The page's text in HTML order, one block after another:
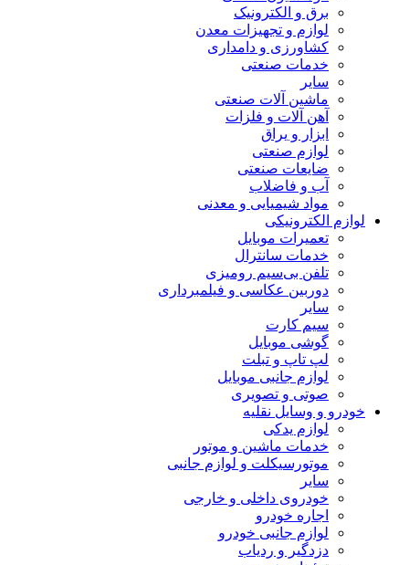
برق و الکترونیک
لوازم و تجهیزات معدن
کشاورزی و دامداری
خدمات صنعتی
سایر
ماشین آلات صنعتی
آهن آلات و فلزات
ابزار و یراق
لوازم صنعتی
ضایعات صنعتی
آب و فاضلاب
مواد شیمیایی و معدنی
لوازم الکترونیکی
تعمیرات موبایل
خدمات سانترال
تلفن بی‌سیم رومیزی
دوربین عکاسی و فیلمبرداری
سایر
سیم کارت
گوشی موبایل
لپ تاپ و تبلت
لوازم جانبی موبایل
صوتی و تصویری
خودرو و وسایل نقلیه
لوازم یدکی
خدمات ماشین و موتور
موتورسیکلت و لوازم جانبی
سایر
خودروی داخلی و خارجی
اجاره خودرو
لوازم جانبی خودرو
دزدگیر و ردیاب